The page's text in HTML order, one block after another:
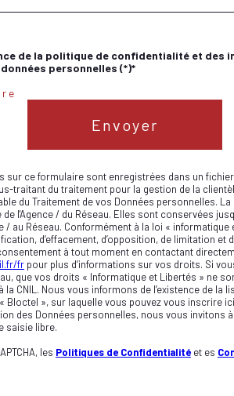
de la politique de confidentialité et des
personnelles (*)*
Envoyer
sur ce formulaire sont enregistrées dans un
traitant du traitement pour la gestion de la
du Traitement de vos Données personnelles.
l'Agence / du Réseau. Elles sont conservées
/ au Réseau. Conformément à la loi «
d’effacement, d’opposition, de limitation et
à tout moment en contactant
fr pour plus d’informations sur vos droits. Si
que vos droits « Informatique et Libertés » ne
CNIL. Nous vous informons de l’existence de la
Bloctel », sur laquelle vous pouvez vous inscrire
des Données personnelles, nous vous invitons
saisie libre.
les Politiques de Confidentialité et es